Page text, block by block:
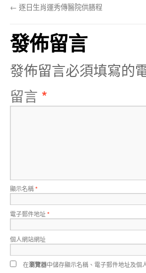
← 逐日生肖運秀傳醫院供膳程
發佈留言
發佈留言必須填寫的
留言 *
顯示名稱*
電子郵件地址*
個人網站網址
在瀏覽器中儲存顯示名稱、電子郵件地址及個